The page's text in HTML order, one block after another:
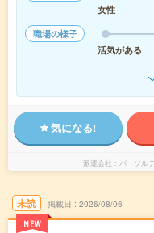
女性
職場の様子
活気がある
気になる!
派遣会社 パーソル
未読
NEW
掲載日 2026/08/06